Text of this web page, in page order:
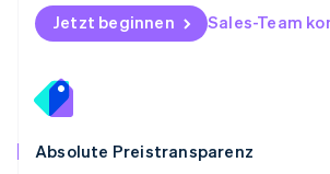
Jetzt beginnen Sales-Team
Absolute Preistransparenz
Schweden
Svenska English
Deutsch
Singapur
English
Slowakei